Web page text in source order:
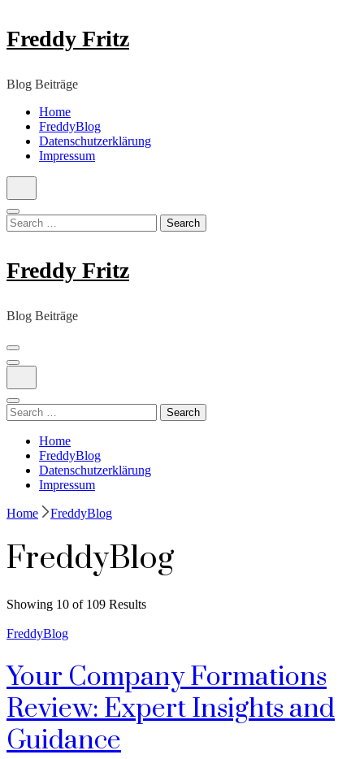
Skip
to
Enter)
Freddy Fritz
Blog Beiträge
Home
FreddyBlog
Datenschutzerklärung
Impressum
Search
for:
Freddy Fritz
Blog Beiträge
Search
for:
Home
FreddyBlog
Datenschutzerklärung
Impressum
Home FreddyBlog
FreddyBlog
Showing 10 of 109 Results
FreddyBlog
Your Company Formations
Review: Expert Insights and
Guidance